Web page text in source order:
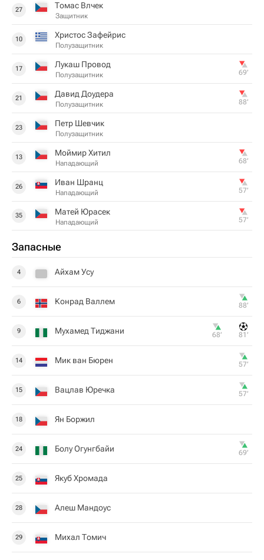
27 Томас Влчек
Защитник
10 Христос Зафейрис
Полузащитник
17 Лукаш Провод
Полузащитник 69‎’‎
21 Давид Доудера
Полузащитник 88‎’‎
23 Петр Шевчик
Полузащитник
13 Моймир Хитил
Нападающий 68‎’‎
26 Иван Шранц
Нападающий 57‎’‎
35 Матей Юрасек
Нападающий 57‎’‎
Запасные
4 Айхам Усу
6 Конрад Валлем 88‎’‎
9 Мухамед Тиджани 68‎’‎ 81‎’‎
14 Мик ван Бюрен 57‎’‎
15 Вацлав Юречка 57‎’‎
18 Ян Боржил
24 Болу Огунгбайи 69‎’‎
25 Якуб Хромада
28 Алеш Мандоус
29 Михал Томич